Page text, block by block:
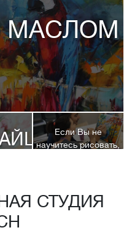
МАСЛОМ
Если Вы не
научитесь рисовать,
стоимость обучения!*
СТУДИЯ